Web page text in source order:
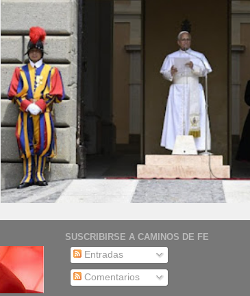
SUSCRIBIRSE A CAMINOS DE FE
Entradas
Comentarios